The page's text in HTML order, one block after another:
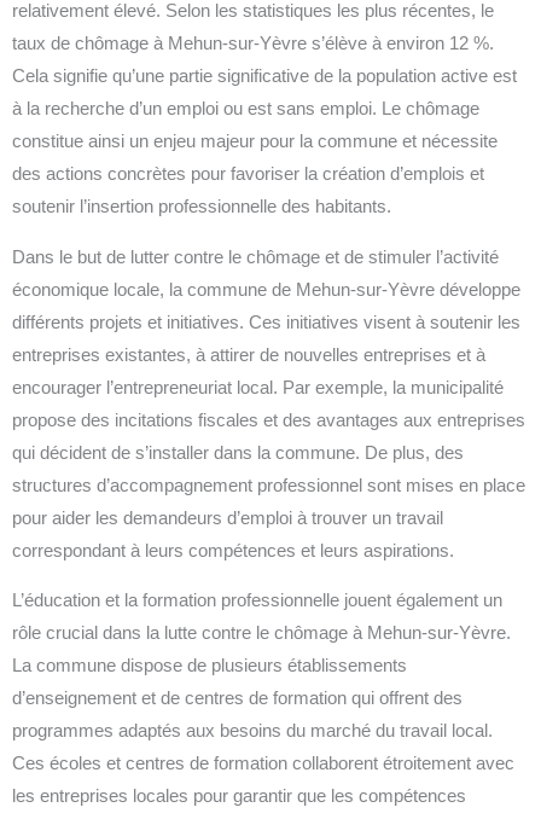
relativement élevé. Selon les statistiques les plus récentes, le
taux de chômage à Mehun-sur-Yèvre s’élève à environ 12 %.
Cela signifie qu’une partie significative de la population active est
à la recherche d’un emploi ou est sans emploi. Le chômage
constitue ainsi un enjeu majeur pour la commune et nécessite
des actions concrètes pour favoriser la création d’emplois et
soutenir l’insertion professionnelle des habitants.
Dans le but de lutter contre le chômage et de stimuler l’activité
économique locale, la commune de Mehun-sur-Yèvre développe
différents projets et initiatives. Ces initiatives visent à soutenir les
entreprises existantes, à attirer de nouvelles entreprises et à
encourager l’entrepreneuriat local. Par exemple, la municipalité
propose des incitations fiscales et des avantages aux entreprises
qui décident de s’installer dans la commune. De plus, des
structures d’accompagnement professionnel sont mises en place
pour aider les demandeurs d’emploi à trouver un travail
correspondant à leurs compétences et leurs aspirations.
L’éducation et la formation professionnelle jouent également un
rôle crucial dans la lutte contre le chômage à Mehun-sur-Yèvre.
La commune dispose de plusieurs établissements
d’enseignement et de centres de formation qui offrent des
programmes adaptés aux besoins du marché du travail local.
Ces écoles et centres de formation collaborent étroitement avec
les entreprises locales pour garantir que les compétences